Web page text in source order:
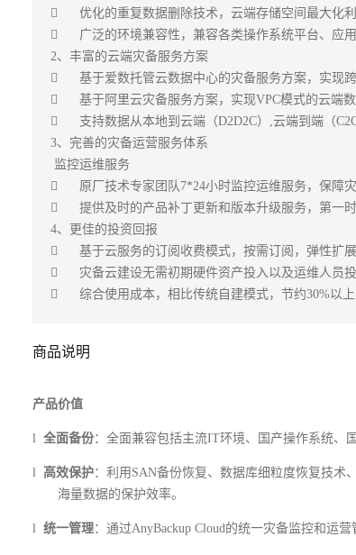
	优化的重复数据删除技术，云端存储空间最大化利用
	广泛的环境兼容性，兼容各类操作系统平台、应用平台、数据库平台的数据保护
2、丰富的云端灾备服务方案
	基于爱数托管云数据中心的灾备服务方案，实现跨地域和物理隔离的灾备数据中心服务;
	基于阿里云灾备服务方案，实现VPC模式的云端数据灾备服务;
	支持数据从本地到云端（D2D2C）,云端到端（C2C）的灾备服务架构，满足用户复杂应用场景;
3、完善的灾备运营服务体系
	原厂技术专家团队7*24小时监控运维服务，保障灾备服务的SLA，轻松解决用户自己运维的难题；
	提供及时的产品补丁更新和版本升级服务，第一时间体验新产品的技术成果；
4、更佳的投资回报
	基于云服务的订阅收费模式，按需订阅，弹性扩展，大大减少初期投资浪费；
	灾备云建设无需初期硬件资产投入以及运维人员投入，降低投资风险
	综合使用成本，相比传统自建模式，节约30%以上
商品说明
产品价值
l 全面备份：全面兼容包括主流IT环境、国产操作系统
l 高效保护：利用SAN备份恢复、数据库细粒度恢复技术
海量数据的保护效率。
l 统一管理：通过AnyBackup Cloud的统一灾备监控和运